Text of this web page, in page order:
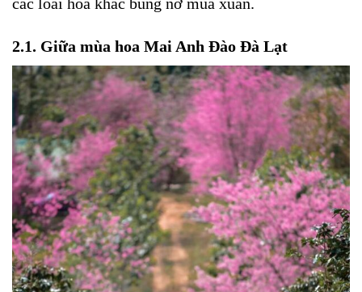
2.1. Giữa mùa hoa Mai Anh Đào Đà Lạt